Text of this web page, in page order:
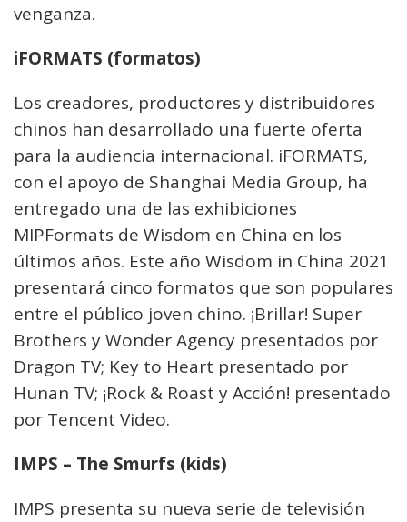
venganza.
iFORMATS (formatos)
Los creadores, productores y distribuidores
chinos han desarrollado una fuerte oferta
para la audiencia internacional. iFORMATS,
con el apoyo de Shanghai Media Group, ha
entregado una de las exhibiciones
MIPFormats de Wisdom en China en los
últimos años. Este año Wisdom in China 2021
presentará cinco formatos que son populares
entre el público joven chino. ¡Brillar! Super
Brothers y Wonder Agency presentados por
Dragon TV; Key to Heart presentado por
Hunan TV; ¡Rock & Roast y Acción! presentado
por Tencent Video.
IMPS – The Smurfs (kids)
IMPS presenta su nueva serie de televisión